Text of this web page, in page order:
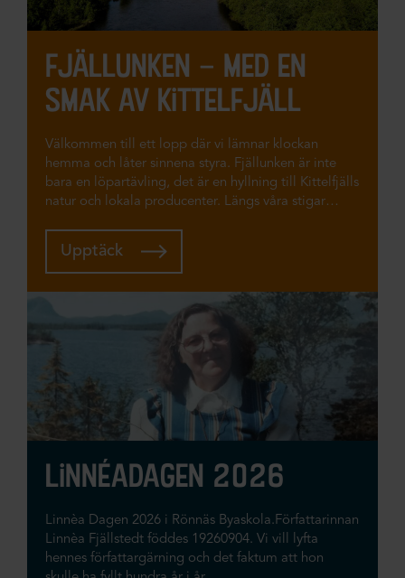
fjällunken – med en
smak av kittelfjäll
Välkommen till ett lopp där vi lämnar klockan
hemma och låter sinnena styra. Fjällunken är inte
bara en löpartävling, det är en hyllning till Kittelfjälls
natur och lokala producenter. Längs våra stigar
området – både för både stora och små ben! På den
längre rundan kan ni välja ”vingelrundan” där det
bjuds på smakprov av vin & snittar på slutstationen
– alholfritt alternativ finns också såklart.
Upptäck
linnéadagen 2026
Linnèa Dagen 2026 i Rönnäs Byaskola.Författarinnan
Linnèa Fjällstedt föddes 19260904. Vi vill lyfta
hennes författargärning och det faktum att hon